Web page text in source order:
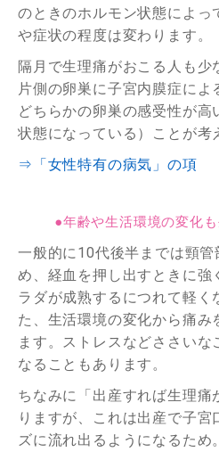
のときのホルモン状態によっ
や症状の程度は変わります。
隔月で生理痛がおこる人も少
片側の卵巣に子宮内膜症によ
どちらかの卵巣の感受性が高
状態になっている）ことが考
⇒「女性特有の病気」の項
●年齢や生活環境の変化
一般的に10代後半までは頸管
め、経血を押し出すときに強
ラダが成熟するにつれて軽く
た、生活環境の変化から痛み
ます。ストレスなどささいな
なることもあります。
ちなみに「出産すれば生理痛
りますが、これは出産で子宮
ズに流れ出るようになるため